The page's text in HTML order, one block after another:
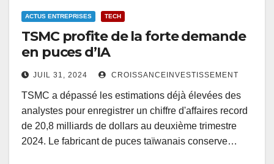
ACTUS ENTREPRISES TECH
TSMC profite de la forte demande
en puces d’IA
JUIL 31, 2024 CROISSANCEINVESTISSEMENT
TSMC a dépassé les estimations déjà élevées des
analystes pour enregistrer un chiffre d'affaires record
de 20,8 milliards de dollars au deuxième trimestre
2024. Le fabricant de puces taïwanais conserve…